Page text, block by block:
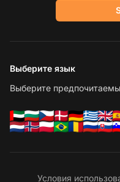
Выберите язык
Выберите
Условия